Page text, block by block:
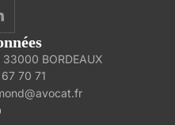
BORDEAUX
70 71